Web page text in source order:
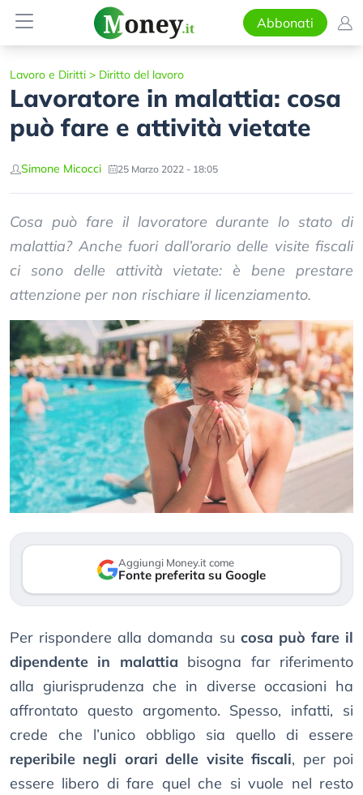
Abbonati
Lavoro e Diritti > Diritto del lavoro
Lavoratore in malattia: cosa
può fare e attività vietate
Simone Micocci 25 Marzo 2022 - 18:05
Cosa può fare il lavoratore durante lo stato di
malattia? Anche fuori dall’orario delle visite fiscali
ci sono delle attività vietate: è bene prestare
attenzione per non rischiare il licenziamento.
Aggiungi Money.it come
Fonte preferita su Google
Per rispondere alla domanda su cosa può fare il
dipendente in malattia bisogna far riferimento
alla giurisprudenza che in diverse occasioni ha
affrontato questo argomento. Spesso, infatti, si
crede che l’unico obbligo sia quello di essere
reperibile negli orari delle visite fiscali, per poi
essere libero di fare quel che si vuole nel resto